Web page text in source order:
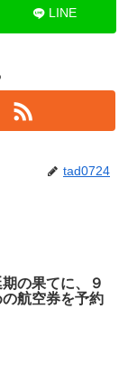
LINE
tad0724
の果てに、９
航空券を予約